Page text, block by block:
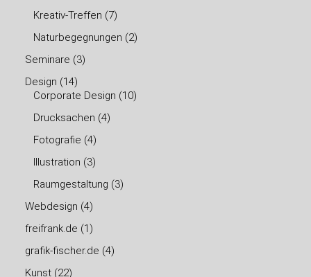
Kreativ-Treffen (7)
Naturbegegnungen (2)
Seminare (3)
Design (14)
Corporate Design (10)
Drucksachen (4)
Fotografie (4)
Illustration (3)
Raumgestaltung (3)
Webdesign (4)
freifrank.de (1)
grafik-fischer.de (4)
Kunst (22)